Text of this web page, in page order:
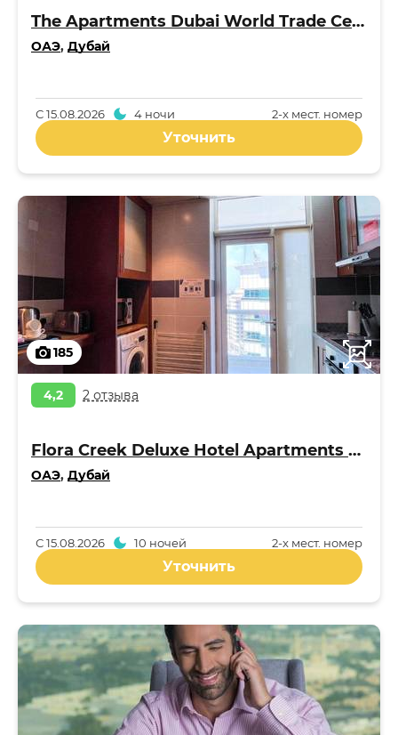
The Apartments Dubai World Trade Centre
ОАЭ, Дубай
2-x мест. номер
С15.08.2026 4 ночи
Уточнить
185
4,2 2 отзыва
Flora Creek Deluxe Hotel Apartments Apart 4*
ОАЭ, Дубай
2-x мест. номер
С15.08.2026 10 ночей
Уточнить